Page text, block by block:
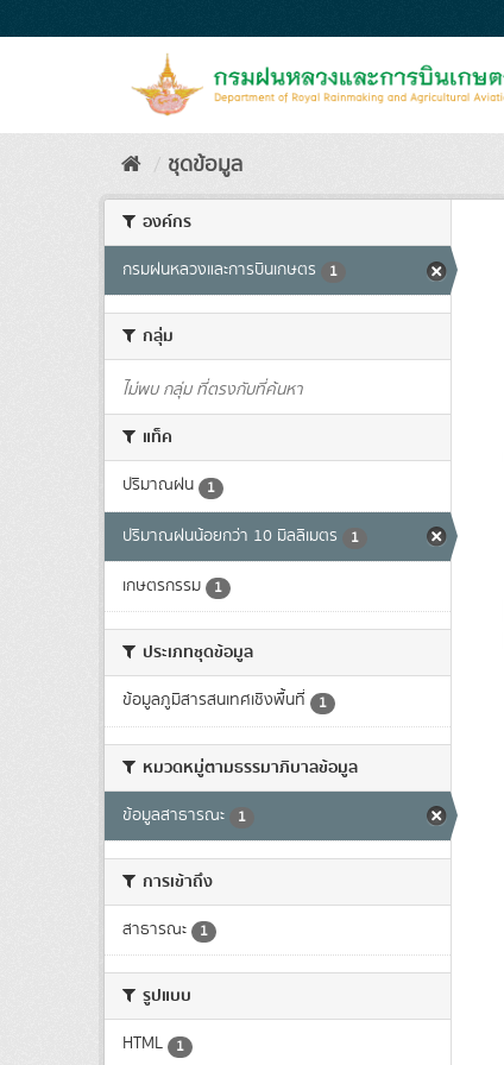
to
ชุดข้อมูล
องค์กร
กรมฝนหลวงและการบินเกษตร 1
กลุ่ม
ไม่พบ กลุ่ม ที่ตรงกับที่ค้นหา
แท็ค
ปริมาณฝน 1
ปริมาณฝนน้อยกว่า 10 มิลลิเมตร 1
เกษตรกรรม 1
ประเภทชุดข้อมูล
ข้อมูลภูมิสารสนเทศเชิงพื้นที่ 1
หมวดหมู่ตามธรรมาภิบาลข้อมูล
ข้อมูลสาธารณะ 1
การเข้าถึง
สาธารณะ 1
รูปแบบ
HTML 1